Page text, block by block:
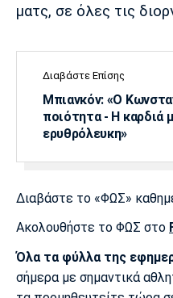
Μπορούσια
Ντόρτμουντ
Μονακό
ματς, σε όλες τις
Διαβάστε Επίσης
Μπιανκόν: «Ο
ποιότητα - Η καρδιά
ερυθρόλευκη»
Διαβάστε το «ΦΩΣ»
Ακολουθήστε το ΦΩΣ στο
Όλα τα φύλλα της
σήμερα με σημαντικά